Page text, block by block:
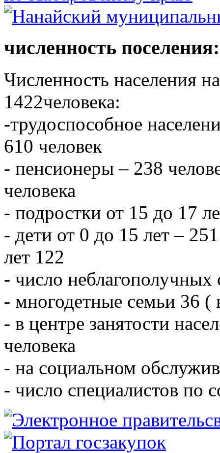
численность поселения:
Численность населения
1422человека:
-трудоспособное
610 человек
- пенсионеры – 238
человека
- подростки от 15 до 17
- дети от 0 до 15 лет –
лет 122
- число
- многодетные семьи 36 (
- в центре занятости
человека
- на социальном
- число специалистов по